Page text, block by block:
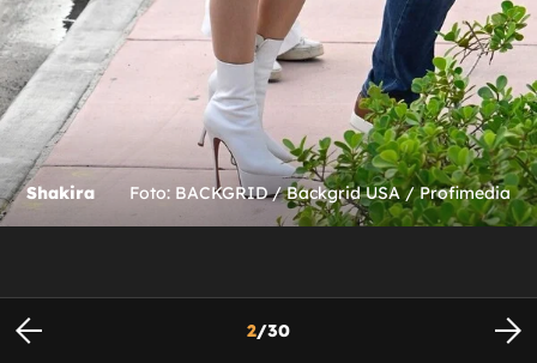
Shakira Foto: BACKGRID / Backgrid USA / Profimedia
2/30